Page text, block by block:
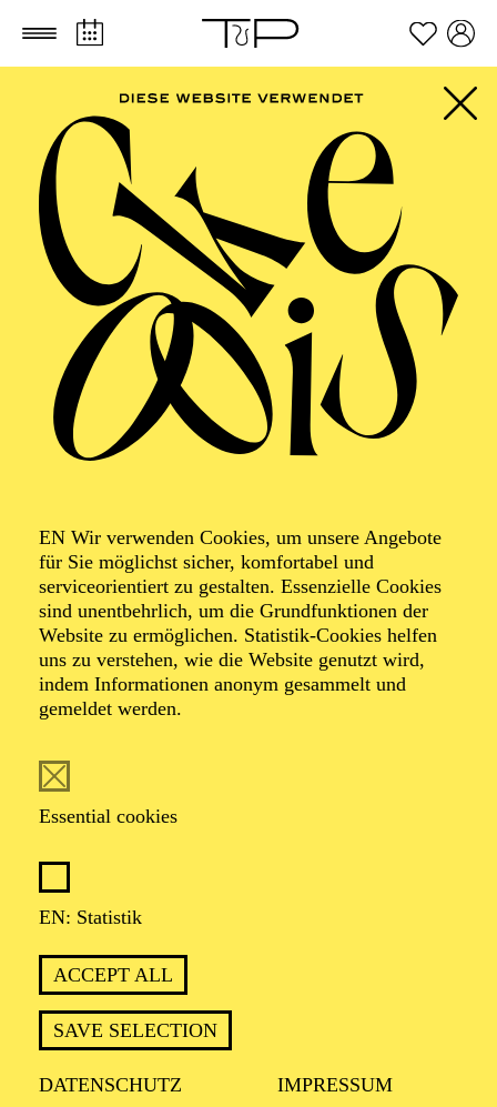
Zum Hauptinhalt springen Zum Footer springen
EN Wir verwenden Cookies, um unsere Angebote
für Sie möglichst sicher, komfortabel und
serviceorientiert zu gestalten. Essenzielle Cookies
sind unentbehrlich, um die Grundfunktionen der
Website zu ermöglichen. Statistik-Cookies helfen
uns zu verstehen, wie die Website genutzt wird,
indem Informationen anonym gesammelt und
gemeldet werden.
Essential cookies
EN: Statistik
ACCEPT ALL
SAVE SELECTION
DATENSCHUTZ IMPRESSUM
FILTER
SEPTEMBER 2026
PHILHARMONIE ESSEN
Friday
04.09.2026
20:00 - 23:00
Alfried Krupp Saal
Organiser: Theater-, Konzert- u. Gastspieldirektion OTTO
HOFNER GMBH
TICKETS
55,20 52,70€
EN: SCHAUSPIEL ESSEN
05.09.2026
19:30 - 21:30
BLICK AUF DEN IRAN –
STIMMEN ZUR AKTUELLEN
LAGE
TICKETS
8,00€